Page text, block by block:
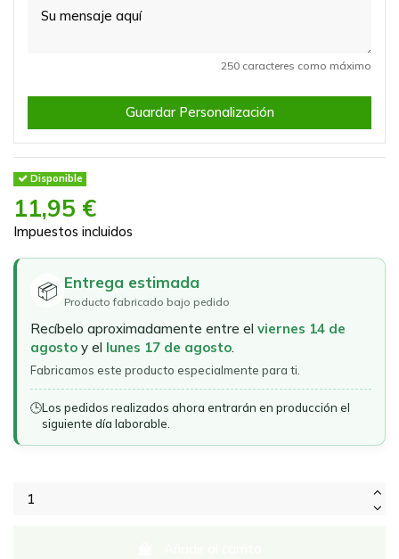
250 caracteres como máximo
Guardar Personalización
Disponible
11,95 €
Impuestos incluidos
📦 Entrega estimada
Producto fabricado bajo pedido
Recíbelo aproximadamente entre el viernes 14 de
agosto y el lunes 17 de agosto.
Fabricamos este producto especialmente para ti.
🕒Los pedidos realizados ahora entrarán en producción el
siguiente día laborable.